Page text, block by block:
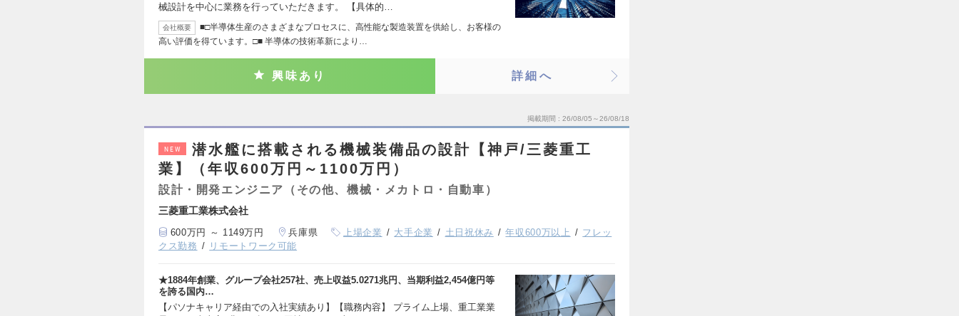
械設計を中心に業務を行っていただきます。 【具体的…
会社概要
■□半導体生産のさまざまなプロセスに、高性能な製造装置を供給し、お客様の
高い評価を得ています。□■ 半導体の技術革新により…
興味あり 詳細へ
掲載期間 26/08/05～26/08/18
NEW
潜水艦に搭載される機械装備品の設計【神戸/三菱重工
業】（年収600万円～1100万円）
設計・開発エンジニア（その他、機械・メカトロ・自動車）
三菱重工業株式会社
600万円 ～ 1149万円 兵庫県 上場企業 大手企業 土日祝休み 年収600万以上
フレッ
クス勤務
リモートワーク可能
★1884年創業、グループ会社257社、売上収益5.0271兆円、当期利益2,454億円等
を誇る国内…
【パソナキャリア経由での入社実績あり】【職務内容】 プライム上場、重工業業